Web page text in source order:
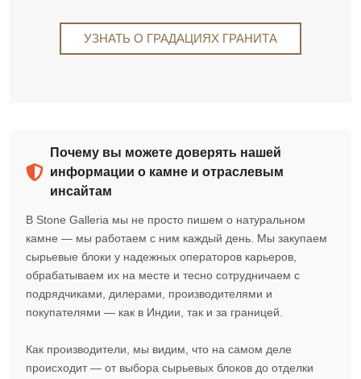
УЗНАТЬ О ГРАДАЦИЯХ ГРАНИТА
Почему вы можете доверять нашей
информации о камне и отраслевым
инсайтам
В Stone Galleria мы не просто пишем о натуральном
камне — мы работаем с ним каждый день. Мы закупаем
сырьевые блоки у надежных операторов карьеров,
обрабатываем их на месте и тесно сотрудничаем с
подрядчиками, дилерами, производителями и
покупателями — как в Индии, так и за границей.
Как производители, мы видим, что на самом деле
происходит — от выбора сырьевых блоков до отделки